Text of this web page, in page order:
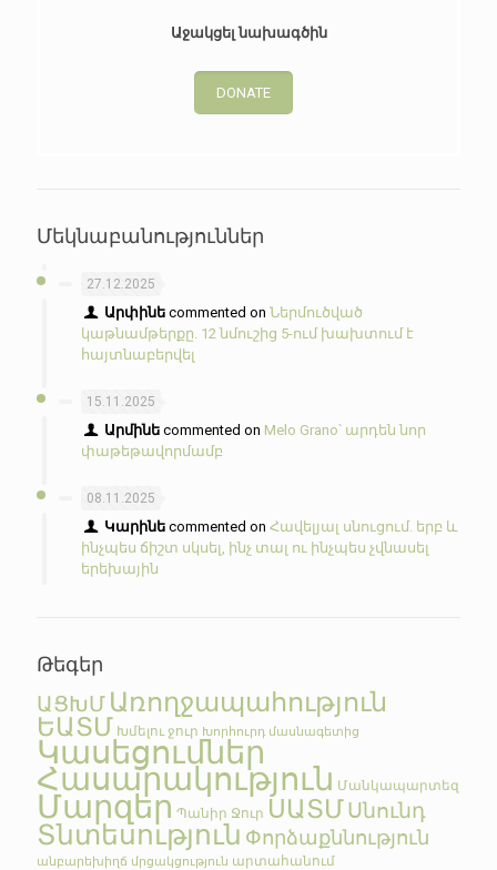
Աջակցել նախագծին
DONATE
Մեկնաբանություններ
27.12.2025
Արփինե commented onՆերմուծված
կաթնամթերքը. 12 նմուշից 5-ում խախտում է
հայտնաբերվել
15.11.2025
Արմինե commented on Melo Grano՝ արդեն նոր
փաթեթավորմամբ
08.11.2025
Կարինե commented onՀավելյալ սնուցում. երբ և
ինչպես ճիշտ սկսել, ինչ տալ ու ինչպես չվնասել
երեխային
Թեգեր
ԱՑԽՄ Առողջապահություն
ԵԱՏՄ Խմելու ջուր Խորհուրդ մասնագետից
Կասեցումներ
Հասարակություն Մանկապարտեզ
Մարզեր Պանիր Ջուր ՍԱՏՄՍնունդ
Տնտեսություն Փորձաքննություն
անբարեխիղճ մրցակցություն արտահանում